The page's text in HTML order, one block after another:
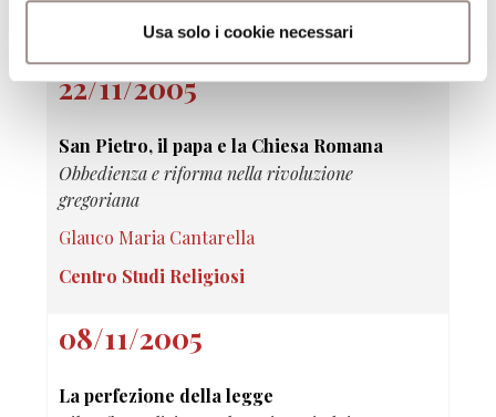
Usa solo i cookie necessari
Centro Studi Religiosi
22/11/2005
San Pietro, il papa e la Chiesa Romana
Obbedienza e riforma nella rivoluzione
gregoriana
Glauco Maria Cantarella
Centro Studi Religiosi
08/11/2005
La perfezione della legge